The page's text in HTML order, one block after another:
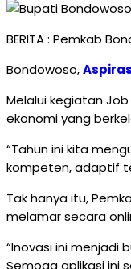
BERITA : Pemkab
Bondowoso,
Melalui kegiatan
ekonomi yang
“Tahun ini kita
kompeten, adaptif
Tak hanya itu,
melamar secara
“Inovasi ini
Semoga aplikasi ini